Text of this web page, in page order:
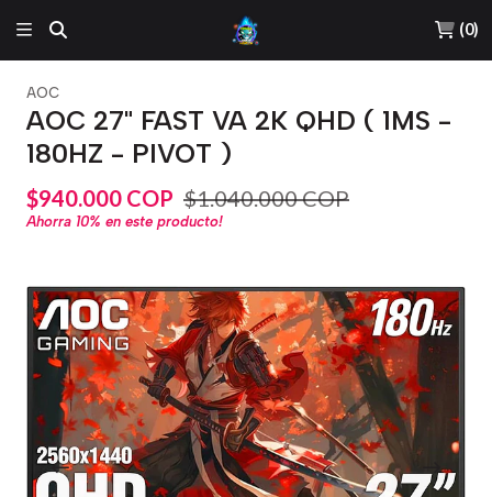
(0)
AOC
AOC 27" FAST VA 2K QHD ( 1MS -
180HZ - PIVOT )
$940.000 COP $1.040.000 COP
Ahorra 10% en este producto!